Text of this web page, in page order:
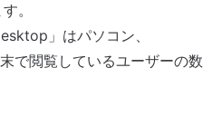
。
」はパソコン、
で閲覧しているユーザーの数